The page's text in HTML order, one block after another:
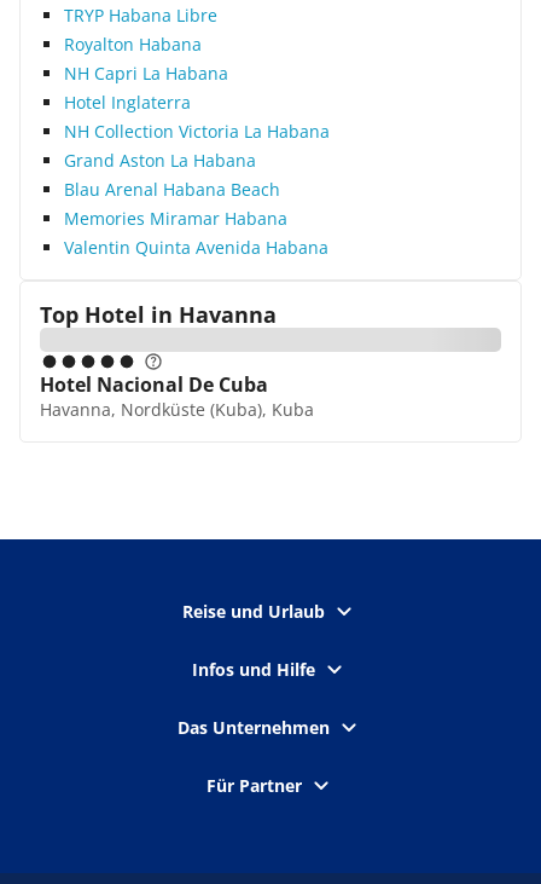
TRYP Habana Libre
Royalton Habana
NH Capri La Habana
Hotel Inglaterra
NH Collection Victoria La Habana
Grand Aston La Habana
Blau Arenal Habana Beach
Memories Miramar Habana
Valentin Quinta Avenida Habana
Top Hotel in Havanna
Hotel Nacional De Cuba
Havanna, Nordküste (Kuba), Kuba
Reise und Urlaub
Infos und Hilfe
Das Unternehmen
Für Partner